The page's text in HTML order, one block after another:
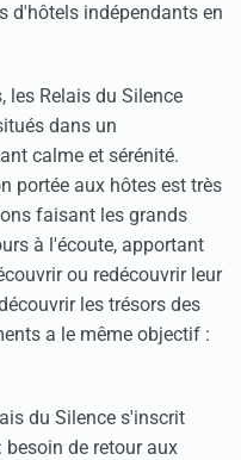
d'hôtels indépendants en
les Relais du Silence
dans un
calme et sérénité.
portée aux hôtes est très
faisant les grands
à l'écoute, apportant
ou redécouvrir leur
les trésors des
a le même objectif :
du Silence s'inscrit
de retour aux